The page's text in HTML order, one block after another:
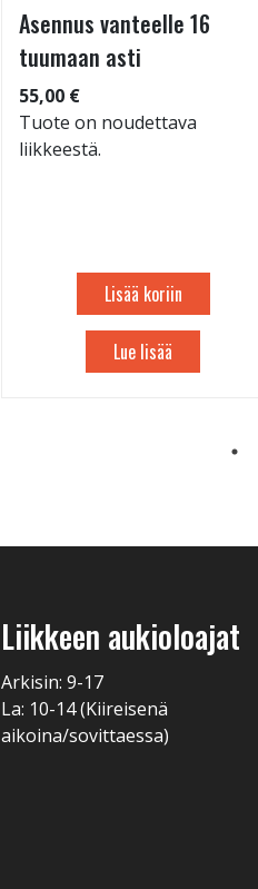
Asennus vanteelle 16
tuumaan asti
55,00 €
Tuote on noudettava
liikkeestä.
Lisää koriin
Lue lisää
Liikkeen aukioloajat
Arkisin: 9-17
La: 10-14 (Kiireisenä
aikoina/sovittaessa)